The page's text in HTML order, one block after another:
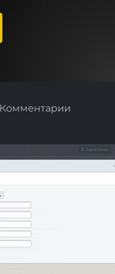
Комментарии